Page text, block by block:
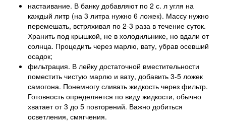
настаивание. В банку добавляют по 2 с. л угля на
каждый литр (на 3 литра нужно 6 ложек). Массу нужно
перемешать, встряхивая по 2-3 раза в течение суток.
Хранить под крышкой, не в холодильнике, но вдали от
солнца. Процедить через марлю, вату, убрав осевший
осадок;
фильтрация. В лейку достаточной вместительности
поместить чистую марлю и вату, добавить 3-5 ложек
самогона. Понемногу сливать жидкость через фильтр.
Готовность определяется по виду жидкости, обычно
хватает от 3 до 5 повторений. Важно добиться
осветления, смягчения.